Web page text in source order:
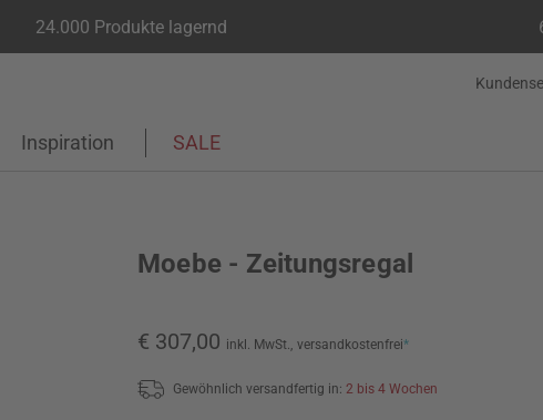
24.000 Produkte lagernd
Inspiration SALE
Moebe - Zeitungsregal
€ 307,00 inkl. MwSt., versandkostenfrei*
Gewöhnlich versandfertig in: 2 bis 4 Wochen